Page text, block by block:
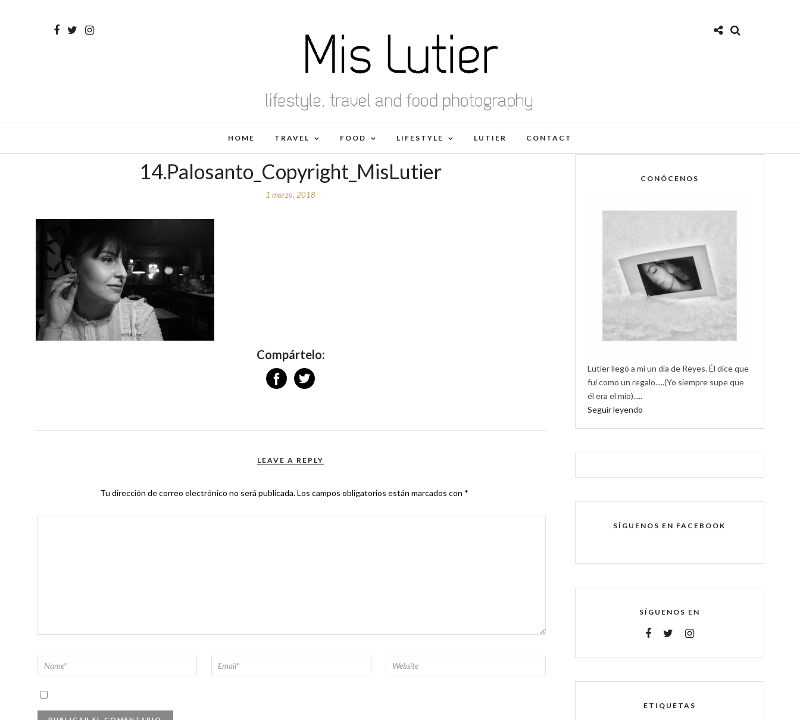
HOME TRAVEL FOOD LIFESTYLE LUTIER CONTACT
14.Palosanto_Copyright_MisLutier
1 marzo, 2018
Compártelo:
LEAVE A REPLY
Tu dirección de correo electrónico no será publicada.Los campos obligatorios están marcados con *
CONÓCENOS
Lutier llegó a mí un día de Reyes. Él dice que
fui como un regalo.....(Yo siempre supe que
él era el mío).....
Seguir leyendo
SÍGUENOS EN FACEBOOK
SÍGUENOS EN
ETIQUETAS